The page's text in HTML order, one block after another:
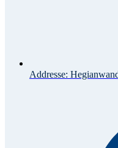
Addresse: